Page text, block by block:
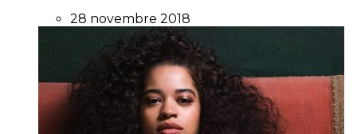
28 novembre 2018